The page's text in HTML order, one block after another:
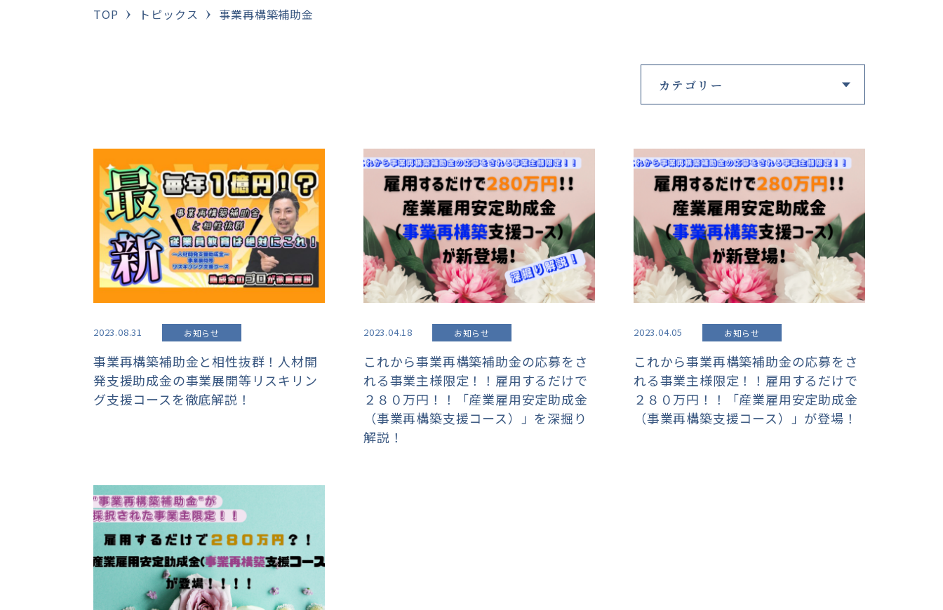
TOP トピックス 事業再構築補助金
2023.08.31 お知らせ
事業再構築補助金と相性抜群！人材開
発支援助成金の事業展開等リスキリン
グ支援コースを徹底解説！
2023.04.18 お知らせ
これから事業再構築補助金の応募をさ
れる事業主様限定！！雇用するだけで
２８０万円！！「産業雇用安定助成金
（事業再構築支援コース）」を深掘り
解説！
2023.04.05 お知らせ
これから事業再構築補助金の応募をさ
れる事業主様限定！！雇用するだけで
２８０万円！！「産業雇用安定助成金
（事業再構築支援コース）」が登場！